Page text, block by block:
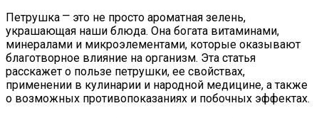
Петрушка ⎻ это не просто ароматная зелень,
украшающая наши блюда. Она богата витаминами,
минералами и микроэлементами, которые оказывают
благотворное влияние на организм. Эта статья
расскажет о пользе петрушки, ее свойствах,
применении в кулинарии и народной медицине, а также
о возможных противопоказаниях и побочных эффектах.